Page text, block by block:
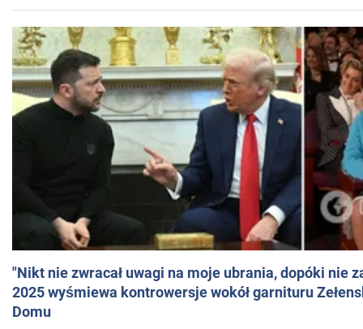
"Nikt nie zwracał uwagi na moje ubrania, dopóki nie
2025 wyśmiewa kontrowersje wokół garnituru
Domu